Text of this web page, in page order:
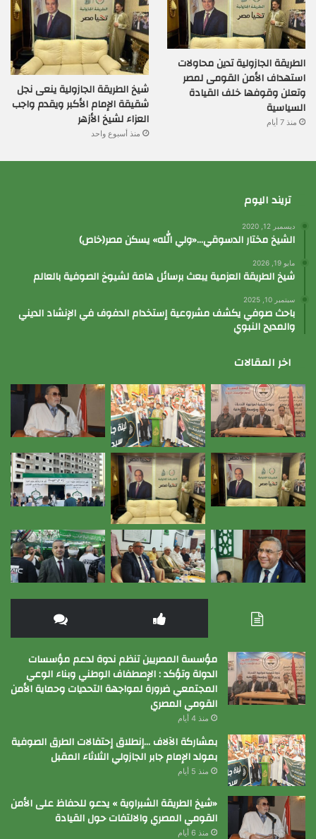
الطريقة الجازولية تدين محاولات
استهداف الأمن القومى لمصر
وتعلن وقوفها خلف القيادة
السياسية
منذ 7 أيام
شيخ الطريقة الجازولية ينعى نجل
شقيقة الإمام الأكبر ويقدم واجب
العزاء لشيخ الأزهر
منذ أسبوع واحد
تريند اليوم
ديسمبر 12, 2020
الشيخ مختار الدسوقي…«ولي الله» يسكن مصر(خاص)
مايو 19, 2026
شيخ الطريقة العزمية يبعث برسائل هامة لشيوخ الصوفية بالعالم
سبتمبر 10, 2025
باحث صوفي يكشف مشروعية إستخدام الدفوف في الإنشاد الديني
والمديح النبوي
اخر المقالات
مؤسسة المصريين تنظم ندوة لدعم مؤسسات
الدولة وتؤكد : الإصطفاف الوطني وبناء الوعي
المجتمعي ضرورة لمواجهة التحديات وحماية الأمن
القومي المصري
منذ 4 أيام
بمشاركة الآلاف …إنطلاق إحتفالات الطرق الصوفية
بمولد الإمام جابر الجازولي الثلاثاء المقبل
منذ 5 أيام
«شيخ الطريقة الشبراوية » يدعو للحفاظ على الأمن
القومي المصري والالتفات حول القيادة
منذ 6 أيام